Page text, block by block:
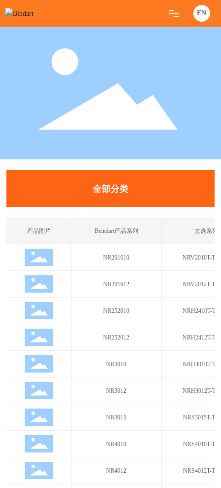
关于我们
联系我们
EN
全部分类
产品图片 Beindart产品系列
NR201610
太诱系列
NRV2010T-
NR201612 NRV2012T-
NR252010 NRH2410T-
NR252012 NRH2412T-
NR3010 NRH3010T-
NR3012 NRH3012T-
NR3015 NRS3015T-
NR4010 NRS4010T-
NR4012 NRS4012T-